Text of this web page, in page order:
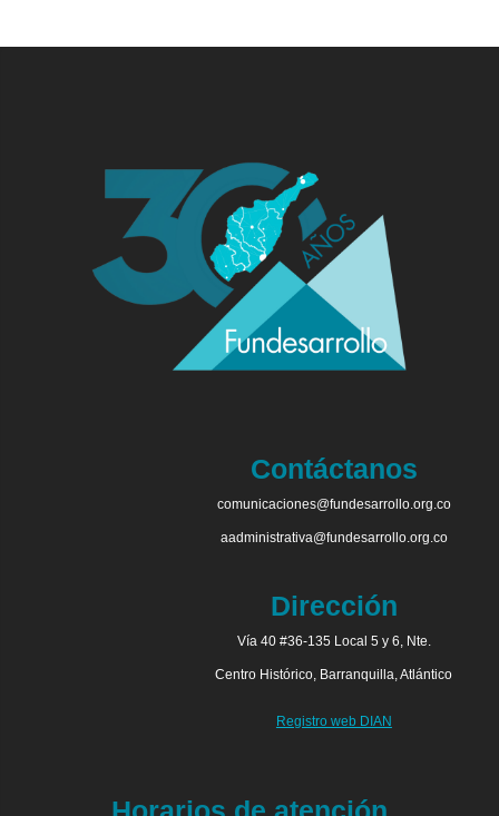
Contáctanos
comunicaciones@fundesarrollo.org.co
aadministrativa@fundesarrollo.org.co
Dirección
Vía 40 #36-135 Local 5 y 6, Nte.
Centro Histórico, Barranquilla, Atlántico
Registro web DIAN